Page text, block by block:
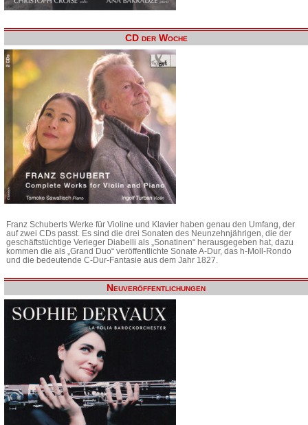
CD der Woche
Franz Schuberts Werke für Violine und Klavier haben genau den Umfang, der
auf zwei CDs passt. Es sind die drei Sonaten des Neunzehnjährigen, die der
geschäftstüchtige Verleger Diabelli als „Sonatinen“ herausgegeben hat, dazu
kommen die als „Grand Duo“ veröffentlichte Sonate A-Dur, das h-Moll-Rondo
und die bedeutende C-Dur-Fantasie aus dem Jahr 1827.
Neuveröffentlichungen